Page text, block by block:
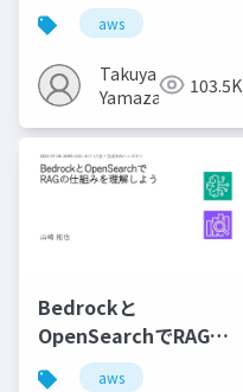
Agentまで
aws
Takuya
Yamazaki
103.5K
Bedrockと
OpenSearchでRAGの
仕組みを理解しよう
aws